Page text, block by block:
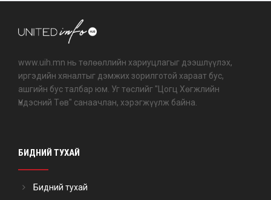
www.uih.mn нь төлөөллийн хариуцлагыг дээшлүүлэх,
иргэдийн хяналтыг дэмжих зорилготой хараат бус,
ашгийн бус талбар юм. Уг төслийг "Цогц Хөгжлийн
Үндэсний Төв" санаачлан, хэрэгжүүлж байна.
БИДНИЙ ТУХАЙ
Бидний тухай